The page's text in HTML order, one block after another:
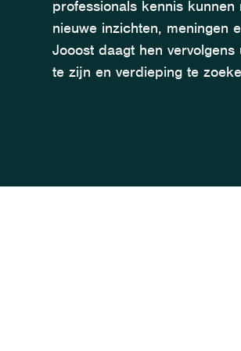
professionals kennis kunnen
nieuwe inzichten, meningen
Jooost daagt hen vervolgens
te zijn en verdieping te